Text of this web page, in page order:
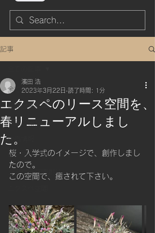
記事
全ての記事
体験出来る事
商品ご紹介
映画情報
ギャラリー館
シアター空間創り
エクスペのリース空間を、
春リニューアルしまし
た。
濱田 浩
2023年3月22日 読了時間: 1分
桜・入学式のイメージで、創作しまし
たので。
この空間で、癒されて下さい。